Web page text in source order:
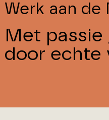
Werk aan de
Met passie
door echte